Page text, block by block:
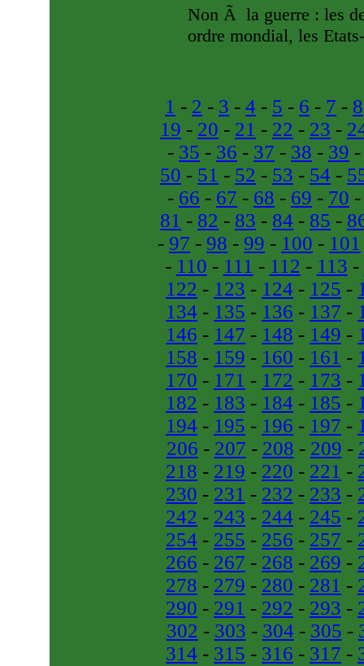
Non Ã la guerre : les
ordre mondial, les
1 - 2 - 3 - 4 - 5 - 6 - 7 - 8
19 - 20 - 21 - 22 - 23 -
- 35 - 36 - 37 - 38 - 39
50 - 51 - 52 - 53 - 54 -
- 66 - 67 - 68 - 69 - 70
81 - 82 - 83 - 84 - 85 -
- 97 - 98 - 99 - 100 - 101
- 110 - 111 - 112 - 113 -
122 - 123 - 124 - 125 -
134 - 135 - 136 - 137 -
146 - 147 - 148 - 149 -
158 - 159 - 160 - 161 -
170 - 171 - 172 - 173 -
182 - 183 - 184 - 185 -
194 - 195 - 196 - 197 -
206 - 207 - 208 - 209 -
218 - 219 - 220 - 221 -
230 - 231 - 232 - 233 -
242 - 243 - 244 - 245 -
254 - 255 - 256 - 257 -
266 - 267 - 268 - 269 -
278 - 279 - 280 - 281 -
290 - 291 - 292 - 293 -
302 - 303 - 304 - 305 -
314 - 315 - 316 - 317 -